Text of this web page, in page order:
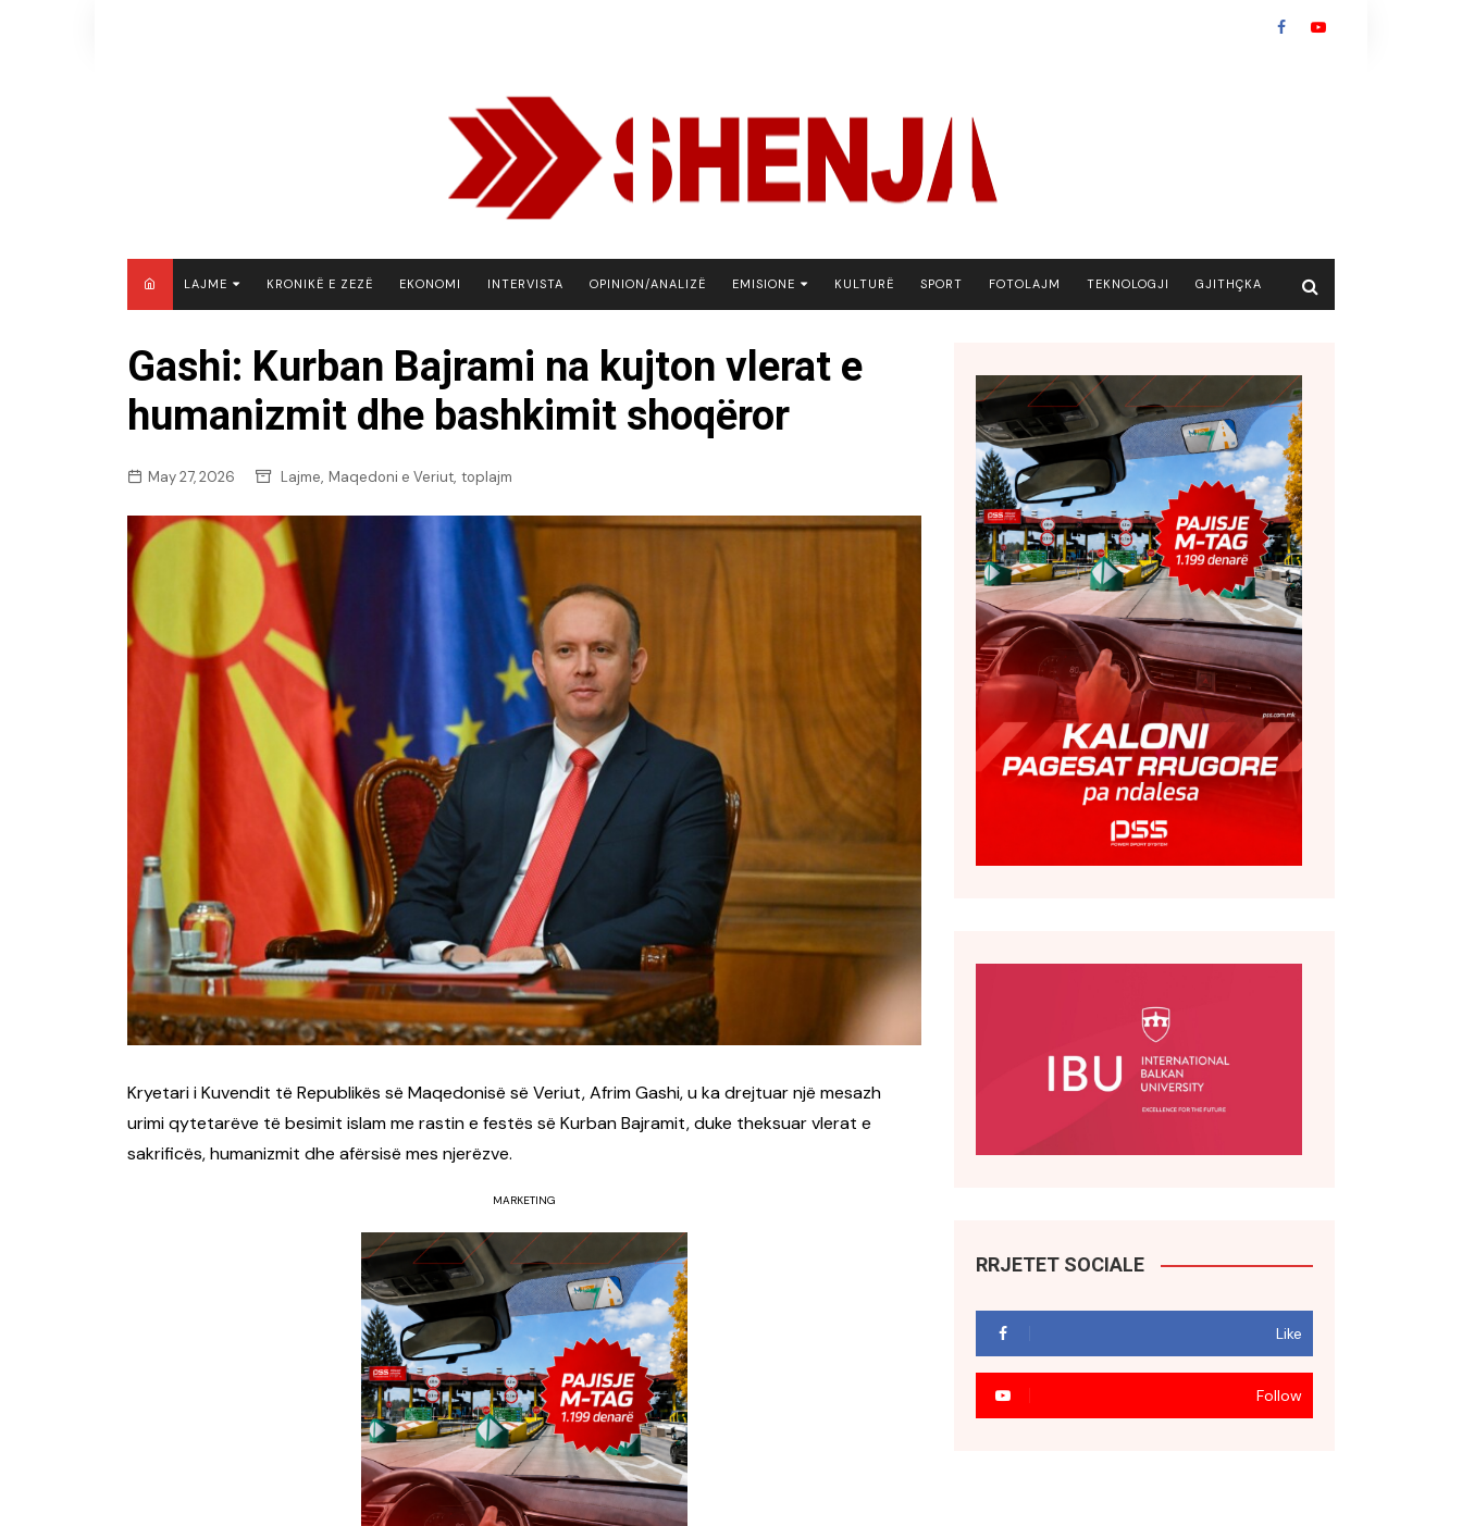
LAJME
KOSOVË
BOTË
KRONIKË E ZEZË EKONOMI INTERVISTA OPINION/ANALIZË EMISIONE
BOTA NE FOKUS
RECETA E DITES
RELAKS
RETRO JAVORE
KULTURË SPORT FOTOLAJM TEKNOLOGJI GJITHÇKA
Gashi: Kurban Bajrami na kujton vlerat e
humanizmit dhe bashkimit shoqëror
May 27, 2026 Lajme, Maqedoni e Veriut, toplajm
Kryetari i Kuvendit të Republikës së Maqedonisë së Veriut,Afrim Gashi, u ka drejtuar një mesazh
urimi qytetarëve të besimit islam me rastin e festës së Kurban Bajramit, duke theksuar vlerat e
sakrificës, humanizmit dhe afërsisë mes njerëzve.
MARKETING
RRJETET SOCIALE
Like
Follow